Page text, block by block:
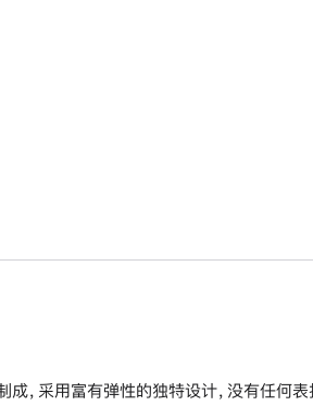
，采用富有弹性的独特设计，没有任何